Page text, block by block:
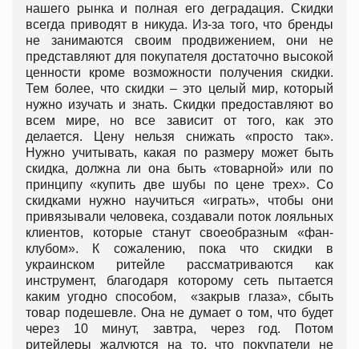
нашего рынка и полная его деградация. Скидки
всегда приводят в никуда. Из-за того, что бренды
не занимаются своим продвижением, они не
представляют для покупателя достаточно высокой
ценности кроме возможности получения скидки.
Тем более, что скидки – это целый мир, который
нужно изучать и знать. Скидки предоставляют во
всем мире, но все зависит от того, как это
делается. Цену нельзя снижать «просто так».
Нужно учитывать, какая по размеру может быть
скидка, должна ли она быть «товарной» или по
принципу «купить две шубы по цене трех». Со
скидками нужно научиться «играть», чтобы они
привязывали человека, создавали поток лояльных
клиентов, которые станут своеобразным «фан-
клубом». К сожалению, пока что скидки в
украинском ритейле рассматриваются как
инструмент, благодаря которому сеть пытается
каким угодно способом, «закрыв глаза», сбыть
товар подешевле. Она не думает о том, что будет
через 10 минут, завтра, через год. Потом
ритейлеры жалуются на то, что покупатели не